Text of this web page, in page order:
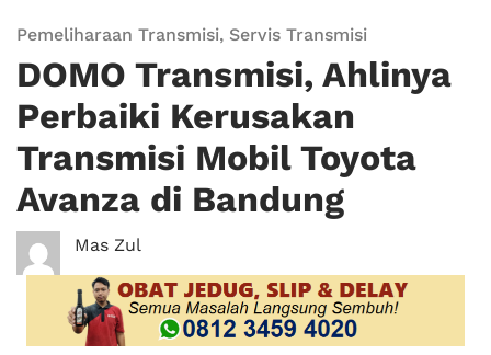
Pemeliharaan Transmisi, Servis Transmisi
DOMO Transmisi, Ahlinya
Perbaiki Kerusakan
Transmisi Mobil Toyota
Avanza di Bandung
Mas Zul